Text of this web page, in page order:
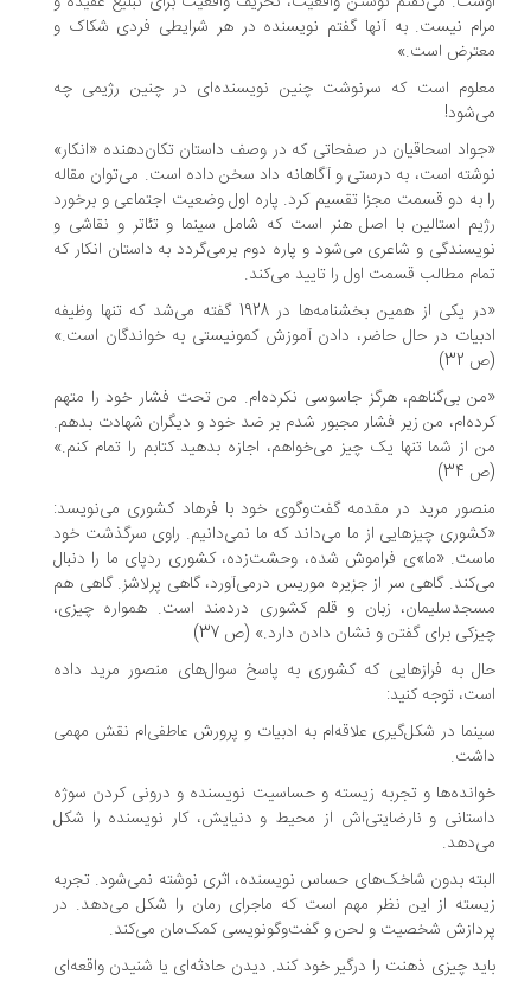
نیست. به آنها گفتم نویسنده در هر شرایطی فردی شکاک و
است.»
است که سرنوشت چنین نویسنده‌ای در چنین رژیمی چه
اسحاقیان در صفحاتی که در وصف داستان تکان‌دهنده «انکار»
است، به درستی و آگاهانه داد سخن داده است. می‌توان مقاله
به دو قسمت مجزا تقسیم کرد. پاره اول وضعیت اجتماعی و برخورد
استالین با اصل هنر است که شامل سینما و تئاتر و نقاشی و
و شاعری می‌شود و پاره دوم برمی‌گردد به داستان انکار که
مطالب قسمت اول را تایید می‌کند.
«در یکی از همین بخشنامه‌ها در 1928 گفته می‌شد که تنها وظیفه
در حال حاضر، دادن آموزش کمونیستی به خواندگان است.»
بی‌گناهم، هرگز جاسوسی نکرده‌ام. من تحت فشار خود را متهم
من زیر فشار مجبور شدم بر ضد خود و دیگران شهادت بدهم.
از شما تنها یک چیز می‌خواهم، اجازه بدهید کتابم را تمام کنم.»
مرید در مقدمه گفت‌وگوی خود با فرهاد کشوری می‌نویسد:
چیزهایی از ما می‌داند که ما نمی‌دانیم. راوی سرگذشت خود
«ما»ی فراموش شده، وحشت‌زده، کشوری ردپای ما را دنبال
گاهی سر از جزیره موریس درمی‌آورد، گاهی پرلاشز. گاهی هم
زبان و قلم کشوری دردمند است. همواره چیزی،
برای گفتن و نشان دادن دارد.» (ص 37)
به فرازهایی که کشوری به پاسخ سوال‌های منصور مرید داده
توجه کنید:
در شکل‌گیری علاقه‌ام به ادبیات و پرورش عاطفی‌ام نقش مهمی
و تجربه زیسته و حساسیت نویسنده و درونی کردن سوژه
و نارضایتی‌اش از محیط و دنیایش، کار نویسنده را شکل
بدون شاخک‌های حساس نویسنده، اثری نوشته نمی‌شود. تجربه
از این نظر مهم است که ماجرای رمان را شکل می‌دهد. در
شخصیت و لحن و گفت‌وگونویسی کمک‌مان می‌کند.
چیزی ذهنت را درگیر خود کند. دیدن حادثه‌ای یا شنیدن واقعه‌ای